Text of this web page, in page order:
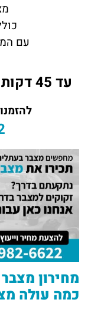
עם
עד 45 דקות הגעה
מחירון
כמה עולה